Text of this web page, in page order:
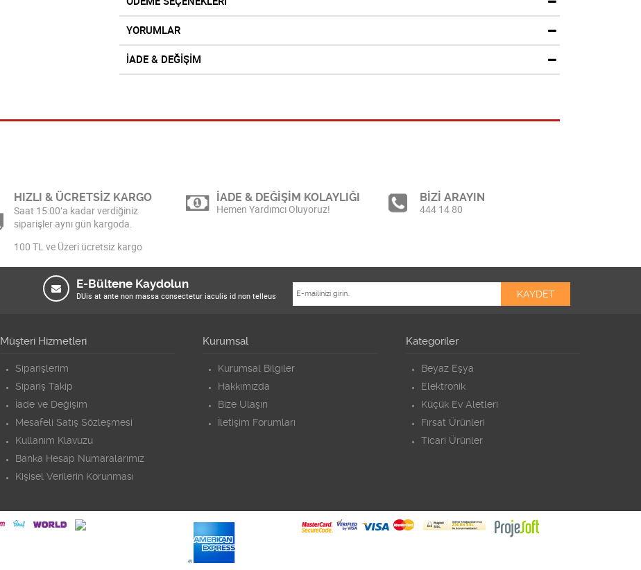
YORUMLAR
İADE & DEĞİŞİM
HIZLI & ÜCRETSİZ KARGO
Saat 15:00’a kadar verdiğiniz
siparişler aynı gün kargoda.
100 TL ve Üzeri ücretsiz kargo
İADE & DEĞİŞİM KOLAYLIĞI
Hemen Yardımcı Oluyoruz!
BİZİ ARAYIN
444 14 80
E-Bültene Kaydolun
DUis at ante non massa consectetur iaculis id non telleus
Müşteri Hizmetleri
Siparişlerim
Sipariş Takip
İade ve Değişim
Mesafeli Satış Sözleşmesi
Kullanım Klavuzu
Banka Hesap Numaralarımız
Kişisel Verilerin Korunması
Kurumsal
Kurumsal Bilgiler
Hakkımızda
Bize Ulaşın
İletişim Forumları
Kategoriler
Beyaz Eşya
Elektronik
Küçük Ev Aletleri
Fırsat Ürünleri
Ticari Ürünler